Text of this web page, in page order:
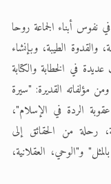
بمقام الخلافة سنة 1982م نفخ في نفوس أبناء الجماعة روحا
والقدوة الطيبة، وبإنشاء
في الخطابة والكتابة
مؤلفاته القديرة: "سيرة
الردة في الإسلام"،
رحلة من الحقائق إلى
و"الوحي، العقلانية،